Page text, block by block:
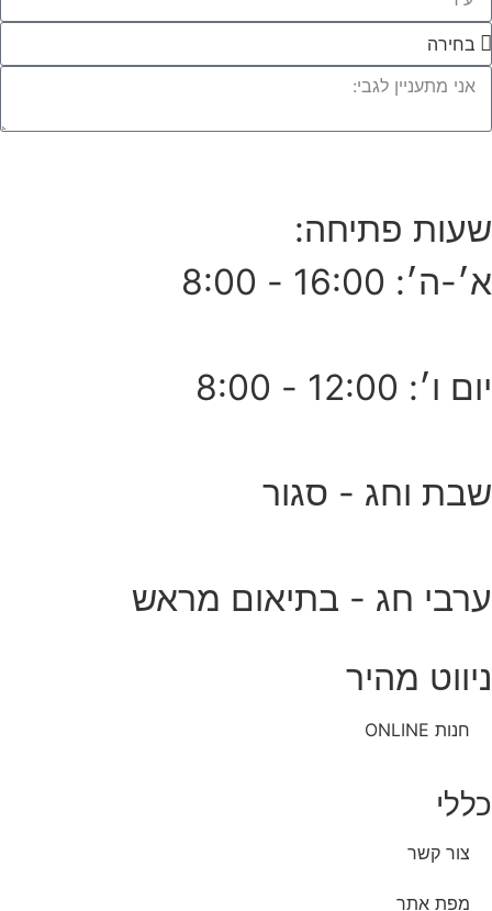
שעות פתיחה:
א׳-ה׳: 16:00 - 8:00
יום ו׳: 12:00 - 8:00
שבת וחג - סגור
ערבי חג - בתיאום מראש
ניווט מהיר
חנות ONLINE
כללי
צור קשר
מפת אתר